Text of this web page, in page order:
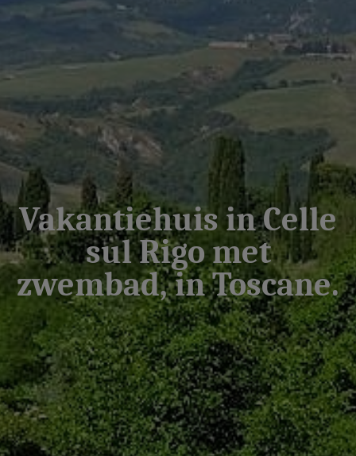
Vakantiehuis in Celle
sul Rigo met
zwembad, in Toscane.